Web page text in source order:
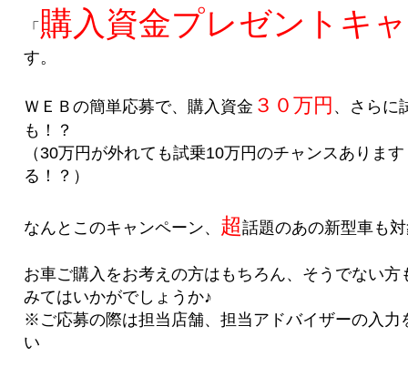
「 購入資金プレゼントキ
す。
ＷＥＢの簡単応募で、購入資金 ３０万円 、さらに
も！？
（30万円が外れても試乗10万円のチャンスありま
る！？）
なんとこのキャンペーン、 超話題のあの新型車も
お車ご購入をお考えの方はもちろん、そうでない
みてはいかがでしょうか♪
※ご応募の際は担当店舗、担当アドバイザーの入力
い